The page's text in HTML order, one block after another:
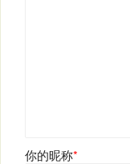
你的昵称*